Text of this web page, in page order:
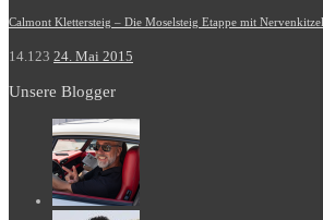
Calmont Klettersteig – Die Moselsteig Etappe mit Nervenkitzel
14.123 24. Mai 2015
Unsere Blogger